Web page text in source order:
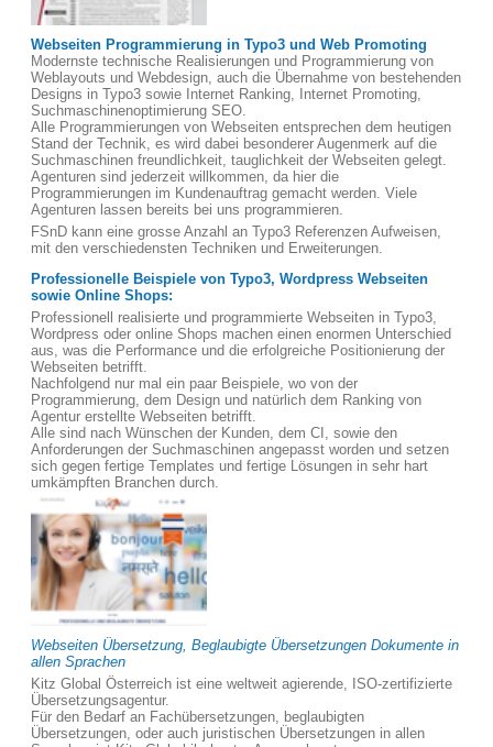
Webseiten Programmierung in Typo3 und Web Promoting
Modernste technische Realisierungen und Programmierung von
Weblayouts und Webdesign, auch die Übernahme von bestehenden
Designs in Typo3 sowie Internet Ranking, Internet Promoting,
Suchmaschinenoptimierung SEO.
Alle Programmierungen von Webseiten entsprechen dem heutigen
Stand der Technik, es wird dabei besonderer Augenmerk auf die
Suchmaschinen freundlichkeit, tauglichkeit der Webseiten gelegt.
Agenturen sind jederzeit willkommen, da hier die
Programmierungen im Kundenauftrag gemacht werden. Viele
Agenturen lassen bereits bei uns programmieren.
FSnD kann eine grosse Anzahl an Typo3 Referenzen Aufweisen,
mit den verschiedensten Techniken und Erweiterungen.
Professionelle Beispiele von Typo3, Wordpress Webseiten
sowie Online Shops:
Professionell realisierte und programmierte Webseiten in Typo3,
Wordpress oder online Shops machen einen enormen Unterschied
aus, was die Performance und die erfolgreiche Positionierung der
Webseiten betrifft.
Nachfolgend nur mal ein paar Beispiele, wo von der
Programmierung, dem Design und natürlich dem Ranking von
Agentur erstellte Webseiten betrifft.
Alle sind nach Wünschen der Kunden, dem CI, sowie den
Anforderungen der Suchmaschinen angepasst worden und setzen
sich gegen fertige Templates und fertige Lösungen in sehr hart
umkämpften Branchen durch.
Webseiten Übersetzung, Beglaubigte Übersetzungen Dokumente in
allen Sprachen
Kitz Global Österreich ist eine weltweit agierende, ISO-zertifizierte
Übersetzungsagentur.
Für den Bedarf an Fachübersetzungen, beglaubigten
Übersetzungen, oder auch juristischen Übersetzungen in allen